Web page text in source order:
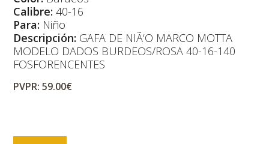
Calibre: 40-16
Para: Niño
Descripción: GAFA DE NIÃ‘O MARCO MOTTA
MODELO DADOS BURDEOS/ROSA 40-16-140
FOSFORENCENTES
PVPR: 59.00€